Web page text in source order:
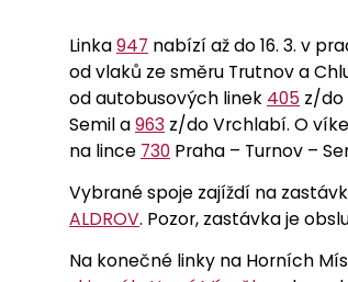
Linka947 nabízí až do 16. 3. v
od vlaků ze směru Trutnov a
od autobusových linek 405 z/do
Semil a963 z/do Vrchlabí. O
na lince 730 Praha – Turnov –
Vybrané spoje zajíždí na
ALDROV. Pozor, zastávka je
Na konečné linky na Horních